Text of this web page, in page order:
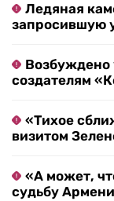
Ледяная
запросившую
Возбуждено
создателям
«Тихое
визитом
«А может,
судьбу